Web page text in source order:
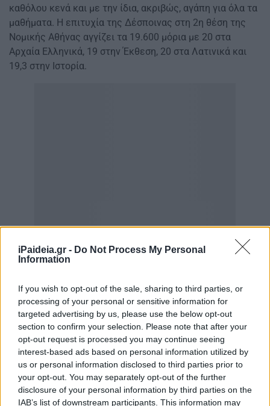
iPaideia.gr - Do Not Process My Personal
Information
If you wish to opt-out of the sale, sharing to third parties, or
processing of your personal or sensitive information for
targeted advertising by us, please use the below opt-out
section to confirm your selection. Please note that after your
opt-out request is processed you may continue seeing
interest-based ads based on personal information utilized by
us or personal information disclosed to third parties prior to
your opt-out. You may separately opt-out of the further
disclosure of your personal information by third parties on the
IAB’s list of downstream participants. This information may
καθόλου κενά και με την ίδια, ακριβώς, αγάπη για όλα τα
μαθήματα. Η επιτυχία της Δέσποινας στη 2η θέση της
Νομικής Αθήνας αγγίζει τα 19.600 μόρια με 20 στα
Αρχαία Ελληνικά, 19 στην Έκθεση, 20 στα Λατινικά και
19,3 στην Ιστορία.